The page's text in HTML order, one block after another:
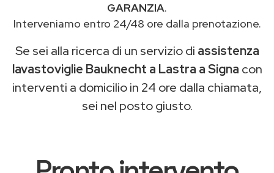
GARANZIA.
Interveniamo entro 24/48 ore dalla prenotazione.
Se sei alla ricerca di un servizio di assistenza
lavastoviglie Bauknecht a Lastra a Signa con
interventi a domicilio in 24 ore dalla chiamata,
sei nel posto giusto.